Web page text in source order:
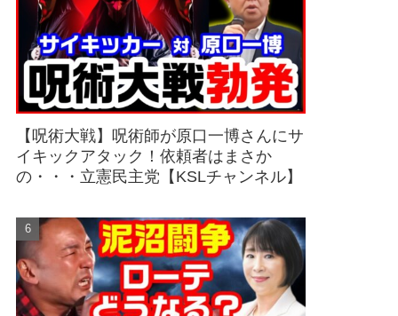
【呪術大戦】呪術師が原口一博さんにサ
イキックアタック！依頼者はまさか
の・・・立憲民主党【KSLチャンネル】